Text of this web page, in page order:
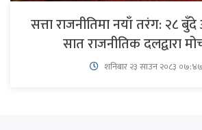
सत्ता राजनीतिमा नयाँ तरंग: २८
सात राजनीतिक दलद्वारा
शनिबार २३ साउन २०८३